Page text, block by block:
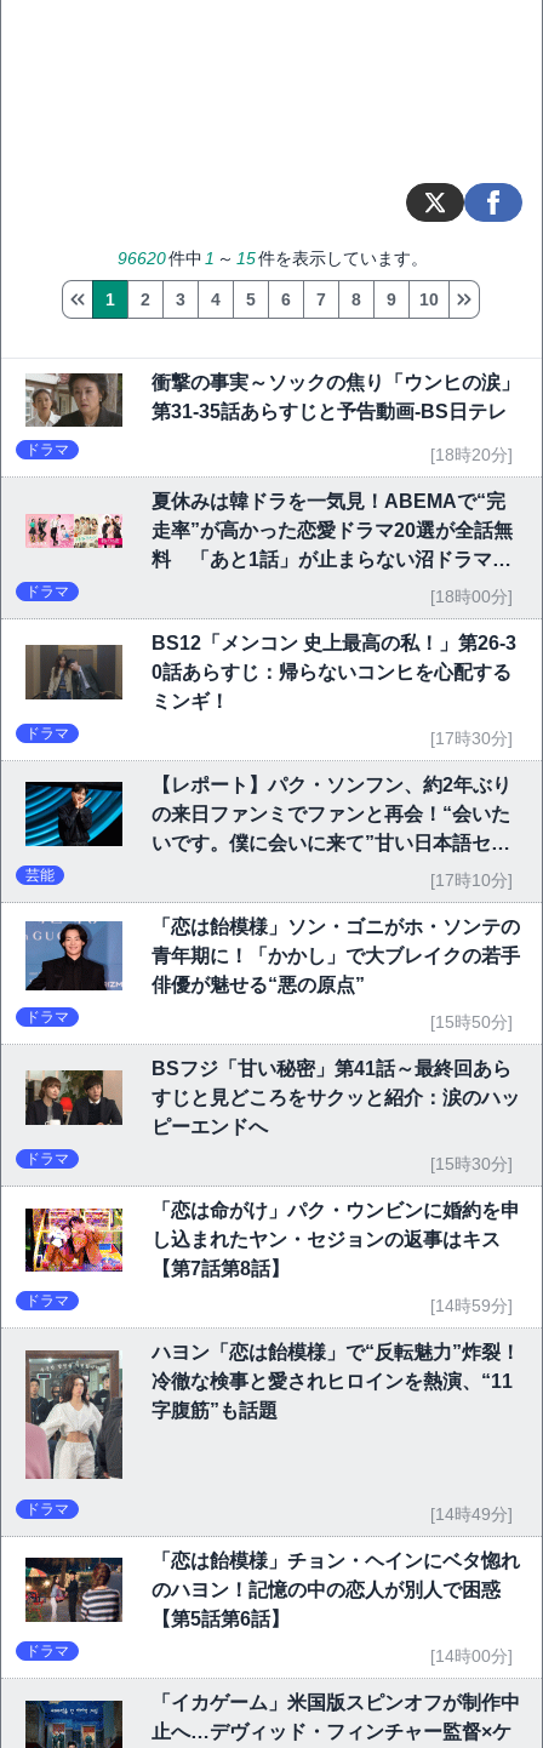
96620件中 1 ～ 15件を表示しています。
1 2 3 4 5 6 7 8 9 10
衝撃の事実～ソックの焦り「ウンヒの涙」
第31-35話あらすじと予告動画-BS日テレ
ドラマ [18時20分]
夏休みは韓ドラを一気見！ABEMAで“完
走率”が高かった恋愛ドラマ20選が全話無
料 「あと1話」が止まらない沼ドラマを
ドラマ [18時00分]
BS12「メンコン 史上最高の私！」第26-3
0話あらすじ：帰らないコンヒを心配する
ミンギ！
ドラマ [17時30分]
【レポート】パク・ソンフン、約2年ぶり
の来日ファンミでファンと再会！“会いた
いです。僕に会いに来て”甘い日本語セリ
芸能 [17時10分]
「恋は飴模様」ソン・ゴニがホ・ソンテの
青年期に！「かかし」で大ブレイクの若手
俳優が魅せる“悪の原点”
ドラマ [15時50分]
BSフジ「甘い秘密」第41話～最終回あら
すじと見どころをサクッと紹介：涙のハッ
ピーエンドへ
ドラマ [15時30分]
「恋は命がけ」パク・ウンビンに婚約を申
し込まれたヤン・セジョンの返事はキス
【第7話第8話】
ドラマ [14時59分]
ハヨン「恋は飴模様」で“反転魅力”炸裂！
冷徹な検事と愛されヒロインを熱演、“11
字腹筋”も話題
ドラマ [14時49分]
「恋は飴模様」チョン・ヘインにベタ惚れ
のハヨン！記憶の中の恋人が別人で困惑
【第5話第6話】
ドラマ [14時00分]
「イカゲーム」米国版スピンオフが制作中
止へ…デヴィッド・フィンチャー監督×ケ